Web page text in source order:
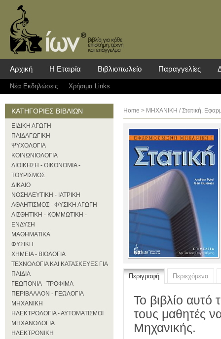
Αρχική Η Εταιρία Βιβλιοπωλείο Παραγγελίες
Νέα Eκδηλώσεις Χρήσιμα Links
ΚΑΤΗΓΟΡΙΕΣ ΒΙΒΛΙΩΝ
ΕΙΔΙΚΗ ΑΓΩΓΗ
ΠΑΙΔΑΓΩΓΙΚΗ
ΨΥΧΟΛΟΓΙΑ
ΚΟΙΝΩΝΙΟΛΟΓΙΑ
ΔΙΟΙΚΗΣΗ - ΟΙΚΟΝΟΜΙΑ -
ΤΟΥΡΙΣΜΟΣ
ΔΙΚΑΙΟ
ΝΟΣΗΛΕΥΤΙΚΗ - ΙΑΤΡΙΚΗ
ΑΘΛΗΤΙΣΜΟΣ - ΦΥΣΙΚΗ ΑΓΩΓΗ
ΑΙΣΘΗΤΙΚΗ - ΚΟΜΜΩΤΙΚΗ -
ΕΝΔΥΣΗ
ΜΑΘΗΜΑΤΙΚΑ
ΦΥΣΙΚΗ
ΧΗΜΕΙΑ - ΒΙΟΛΟΓΙΑ
ΤΕΧΝΟΛΟΓΙΑ ΚΑΙ ΚΑΤΑΣΚΕΥΕΣ ΓΙΑ
ΠΑΙΔΙΑ
ΓΕΩΠΟΝΙΑ - ΤΡΟΦΙΜΑ
ΠΕΡΙΒΑΛΛΟΝ - ΓΕΩΛΟΓΙΑ
ΜΗΧΑΝΙΚΗ
ΗΛΕΚΤΡΟΛΟΓΙΑ - ΑΥΤΟΜΑΤΙΣΜΟΙ
ΜΗΧΑΝΟΛΟΓΙΑ
ΗΛΕΚΤΡΟΝΙΚΗ
Home > ΜΗΧΑΝΙΚΗ / Στατική.
Περιγραφή Περιεχόμενα
Το βιβλίο αυτό
τους μαθητές
Μηχανικής.